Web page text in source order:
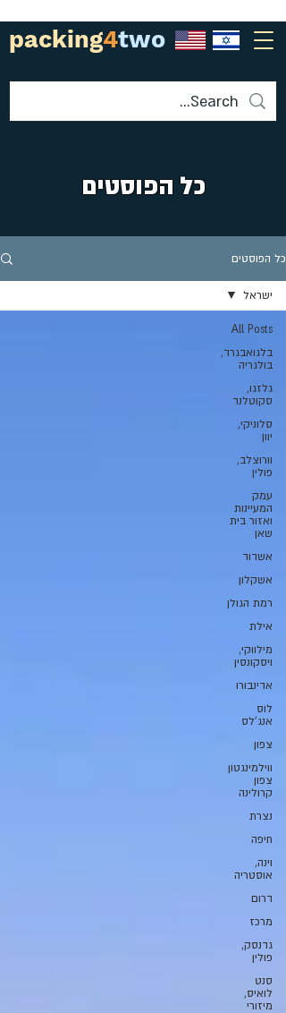
packing4two
כל הפוסטים
כל הפוסטים
All Posts
בלגואבגרד,
בולגריה
גלזגו,
סקוטלנד
סלוניקי,
יוון
וורוצלב,
פולין
עמק
המעיינות
ואזור בית
שאן
אשדוד
אשקלון
רמת הגולן
אילת
מילווקי,
ויסקונסין
אדינבורו
לוס
אנג'לס
צפון
ווילמינגטון
צפון
קרולינה
נצרת
חיפה
וינה,
אוסטריה
דרום
מרכז
גדנסק,
פולין
סנט
לואיס,
מיזורי
ישראל